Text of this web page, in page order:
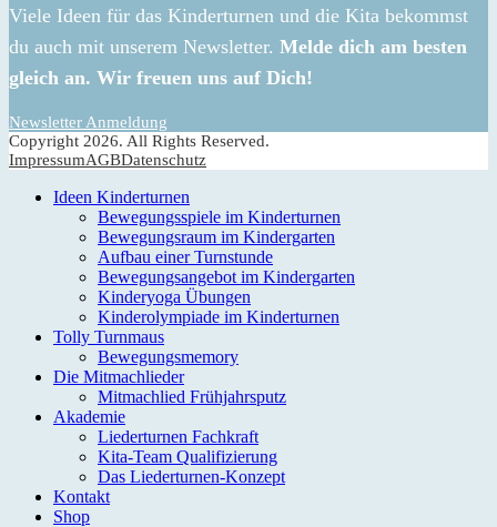
Viele Ideen für das Kinderturnen und die Kita bekommst
du auch mit unserem Newsletter. Melde dich am besten
gleich an. Wir freuen uns auf Dich!
Newsletter Anmeldung
Copyright 2026. All Rights Reserved.
ImpressumAGBDatenschutz
Ideen Kinderturnen
Bewegungsspiele im Kinderturnen
Bewegungsraum im Kindergarten
Aufbau einer Turnstunde
Bewegungsangebot im Kindergarten
Kinderyoga Übungen
Kinderolympiade im Kinderturnen
Tolly Turnmaus
Bewegungsmemory
Die Mitmachlieder
Mitmachlied Frühjahrsputz
Akademie
Liederturnen Fachkraft
Kita-Team Qualifizierung
Das Liederturnen-Konzept
Kontakt
Shop